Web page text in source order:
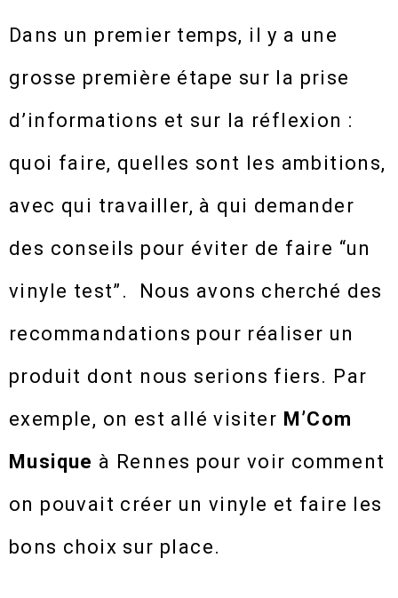
Dans un premier temps, il y a une
grosse première étape sur la prise
d’informations et sur la réflexion :
quoi faire, quelles sont les ambitions,
avec qui travailler, à qui demander
des conseils pour éviter de faire “un
vinyle test”. Nous avons cherché des
recommandations pour réaliser un
produit dont nous serions fiers. Par
exemple, on est allé visiter M’Com
Musique à Rennes pour voir comment
on pouvait créer un vinyle et faire les
bons choix sur place.